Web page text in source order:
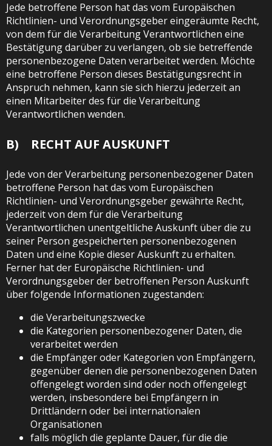
Jede betroffene Person hat das vom Europäischen
Richtlinien- und Verordnungsgeber eingeräumte Recht,
von dem für die Verarbeitung Verantwortlichen eine
Bestätigung darüber zu verlangen, ob sie betreffende
personenbezogene Daten verarbeitet werden. Möchte
eine betroffene Person dieses Bestätigungsrecht in
Anspruch nehmen, kann sie sich hierzu jederzeit an
einen Mitarbeiter des für die Verarbeitung
Verantwortlichen wenden.
B) RECHT AUF AUSKUNFT
Jede von der Verarbeitung personenbezogener Daten
betroffene Person hat das vom Europäischen
Richtlinien- und Verordnungsgeber gewährte Recht,
jederzeit von dem für die Verarbeitung
Verantwortlichen unentgeltliche Auskunft über die zu
seiner Person gespeicherten personenbezogenen
Daten und eine Kopie dieser Auskunft zu erhalten.
Ferner hat der Europäische Richtlinien- und
Verordnungsgeber der betroffenen Person Auskunft
über folgende Informationen zugestanden:
die Verarbeitungszwecke
die Kategorien personenbezogener Daten, die
verarbeitet werden
die Empfänger oder Kategorien von Empfängern,
gegenüber denen die personenbezogenen Daten
offengelegt worden sind oder noch offengelegt
werden, insbesondere bei Empfängern in
Drittländern oder bei internationalen
Organisationen
falls möglich die geplante Dauer, für die die